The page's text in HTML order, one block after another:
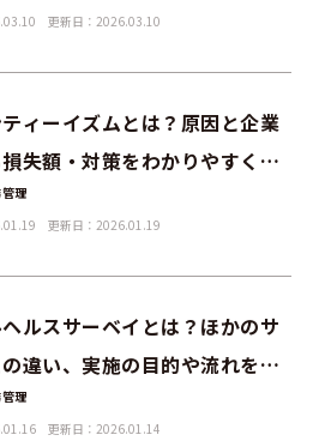
更新日：2026.03.10
ィーイズムとは？原因と企業
失額・対策をわかりやすく解
理
更新日：2026.01.19
ルスサーベイとは？ほかのサ
違い、実施の目的や流れを解
理
更新日：2026.01.14